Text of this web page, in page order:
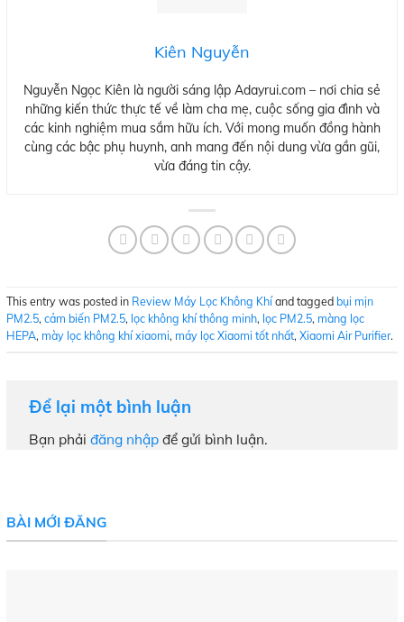
Kiên Nguyễn
Nguyễn Ngọc Kiên là người sáng lập Adayrui.com – nơi chia sẻ
những kiến thức thực tế về làm cha mẹ, cuộc sống gia đình và
các kinh nghiệm mua sắm hữu ích. Với mong muốn đồng hành
cùng các bậc phụ huynh, anh mang đến nội dung vừa gần gũi,
vừa đáng tin cậy.
This entry was posted in Review Máy Lọc Không Khí and tagged bụi mịn
PM2.5, cảm biến PM2.5, lọc không khí thông minh, lọc PM2.5, màng lọc
HEPA, mày lọc không khí xiaomi, máy lọc Xiaomi tốt nhất, Xiaomi Air Purifier.
Để lại một bình luận
Bạn phải đăng nhập để gửi bình luận.
BÀI MỚI ĐĂNG